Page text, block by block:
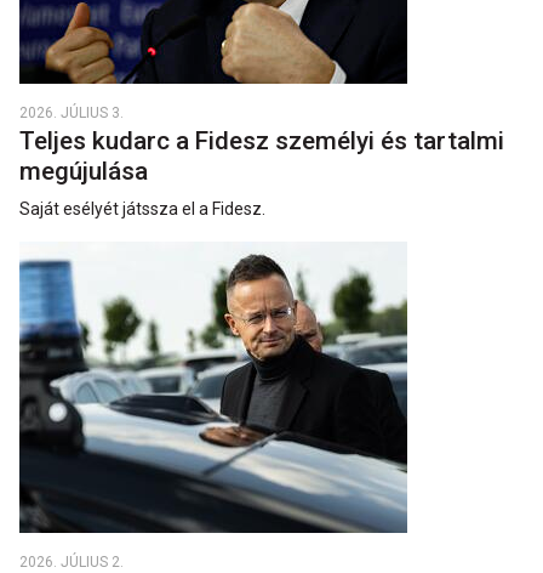
2026. JÚLIUS 3.
Teljes kudarc a Fidesz személyi és tartalmi
megújulása
Saját esélyét játssza el a Fidesz.
2026. JÚLIUS 2.